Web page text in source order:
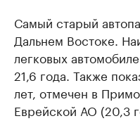
Самый старый
Дальнем Востоке.
легковых
21,6 года. Также
лет, отмечен в
Еврейской АО (20,3